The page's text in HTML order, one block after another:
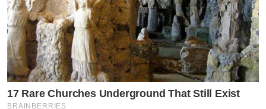
ขอบคุณภาพจาก IG : @krataersiam8
17 Rare Churches Underground That Still Exist
BRAINBERRIES